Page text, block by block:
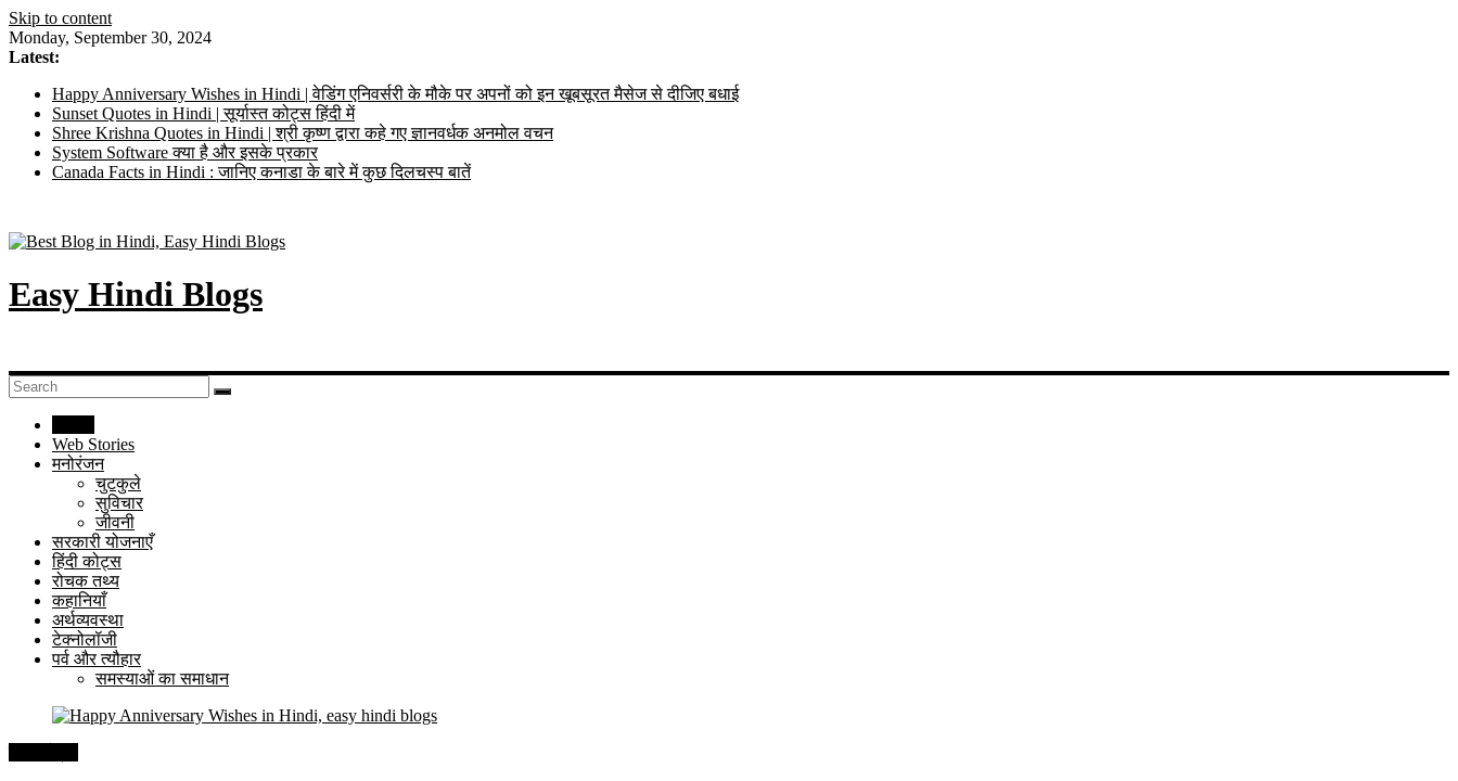
Skip to content
Monday, September 30, 2024
Latest:
Happy Anniversary Wishes in Hindi | वेडिंग एनिवर्सरी के मौके पर अपनों को इन खूबसूरत मैसेज से दीजिए बधाई
Sunset Quotes in Hindi | सूर्यास्त कोट्स हिंदी में
Shree Krishna Quotes in Hindi | श्री कृष्ण द्वारा कहे गए ज्ञानवर्धक अनमोल वचन
System Software क्या है और इसके प्रकार
Canada Facts in Hindi : जानिए कनाडा के बारे में कुछ दिलचस्प बातें
Easy Hindi Blogs
Web Stories
मनोरंजन
चुटकुले
सुविचार
जीवनी
सरकारी योजनाएँ
हिंदी कोट्स
रोचक तथ्य
कहानियाँ
अर्थव्यवस्था
टेक्नोलॉजी
पर्व और त्यौहार
समस्याओं का समाधान